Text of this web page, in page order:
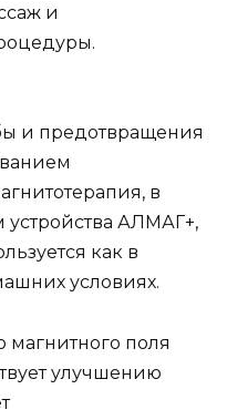
и
и предотвращения
в
устройства АЛМАГ+,
как в
условиях.
магнитного поля
улучшению